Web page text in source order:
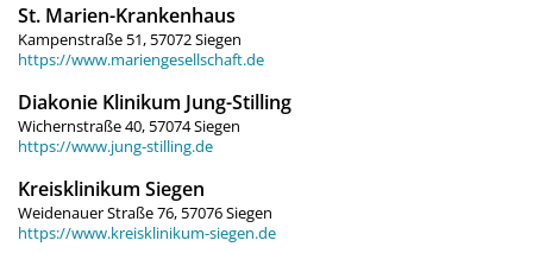
St. Marien-Krankenhaus
Kampenstraße 51, 57072 Siegen
https://www.mariengesellschaft.de
Diakonie Klinikum Jung-Stilling
Wichernstraße 40, 57074 Siegen
https://www.jung-stilling.de
Kreisklinikum Siegen
Weidenauer Straße 76, 57076 Siegen
https://www.kreisklinikum-siegen.de